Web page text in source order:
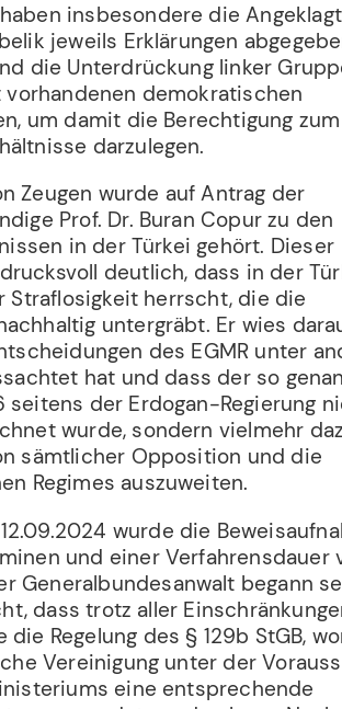
insbesondere die
jeweils Erklärungen
die Unterdrückung linker
demokratischen
um damit die Berechtigung zum
darzulegen.
Zeugen wurde auf Antrag der
Prof. Dr. Buran Copur zu den
in der Türkei gehört. Dieser
deutlich, dass in der
Straflosigkeit herrscht, die die
untergräbt. Er wies
des EGMR unter
hat und dass der so
seitens der Erdogan-Regierung
wurde, sondern vielmehr
sämtlicher Opposition und die
Regimes auszuweiten.
wurde die
und einer Verfahrensdauer
Generalbundesanwalt begann
dass trotz aller
Regelung des § 129b StGB,
Vereinigung unter der
eine entsprechende